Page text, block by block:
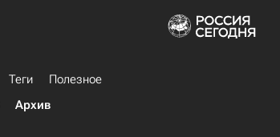
Теги
Полезное
Архив